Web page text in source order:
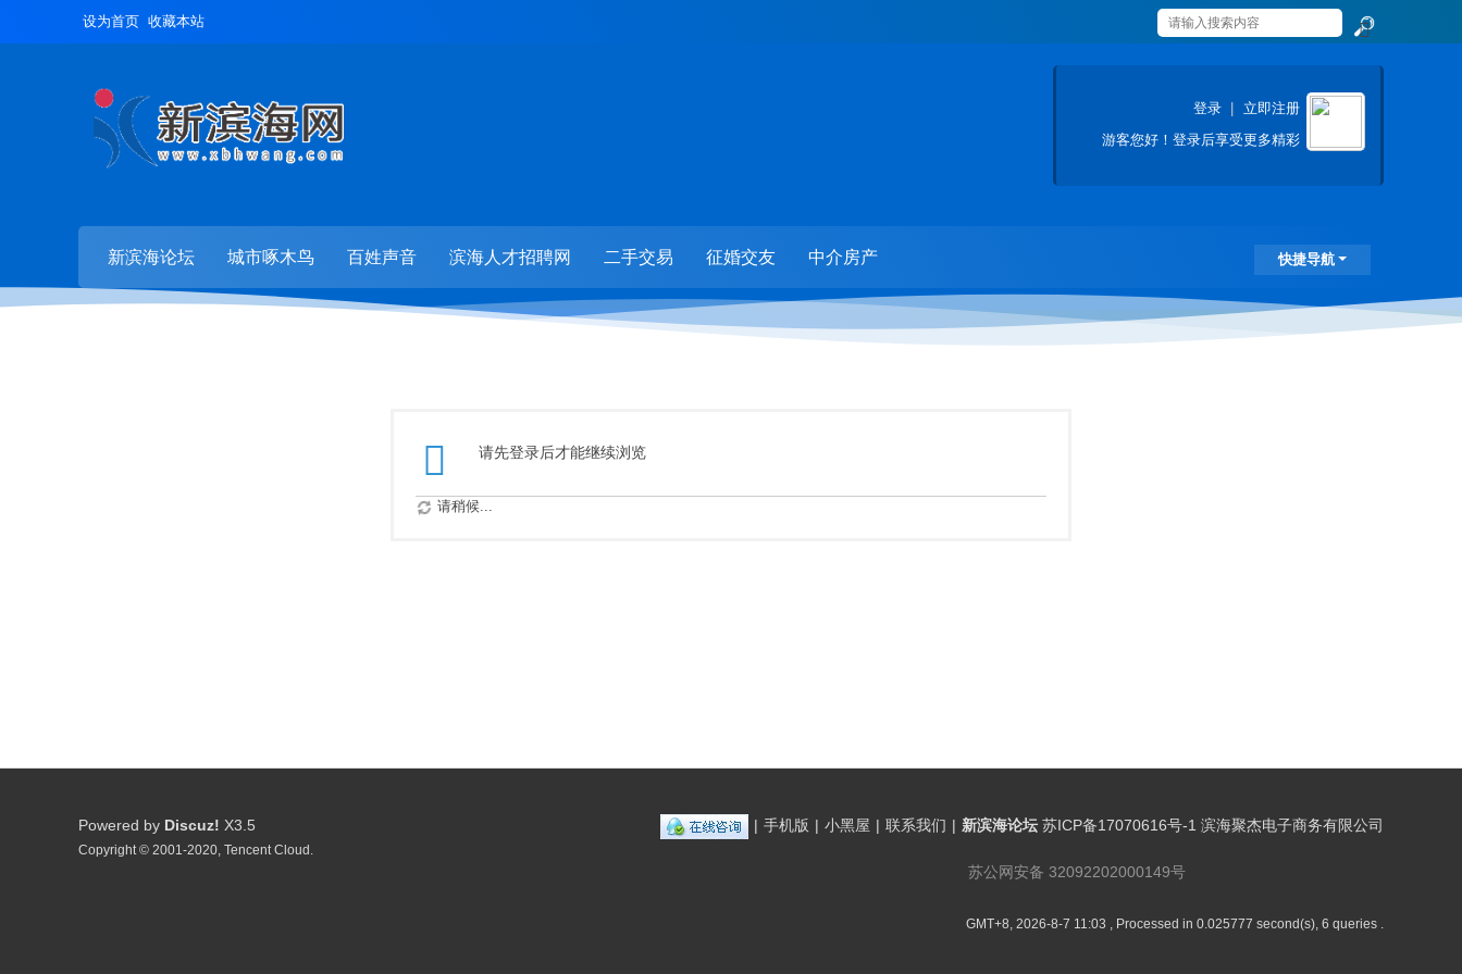
设为首页 收藏本站
索
登录
立即注册
游客您好！登录后享受更多精彩
快捷导航
新滨海论坛 城市啄木鸟 百姓声音 滨海人才招聘网 二手交易 征婚交友 中介房产
请先登录后才能继续浏览
请稍候...
| 手机版 | 小黑屋 | 联系我们 | 新滨海论坛 苏ICP备17070616号-1 滨海聚杰电子商务有限公司
苏公网安备 32092202000149号
GMT+8, 2026-8-7 11:03 , Processed in 0.025777 second(s), 6 queries .
Powered by Discuz! X3.5
Copyright © 2001-2020, Tencent Cloud.